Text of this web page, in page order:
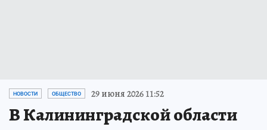
НОВОСТИ ОБЩЕСТВО 29 июня 2026 11:52
В Калининградской области